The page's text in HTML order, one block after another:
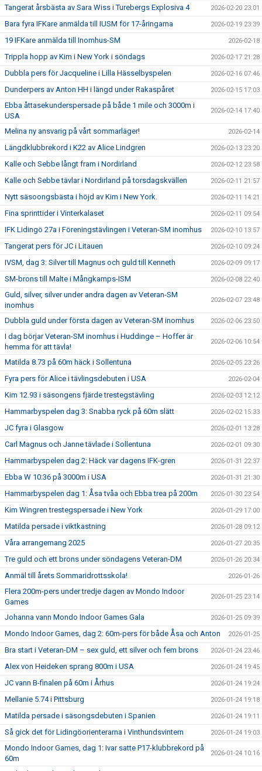
Tangerat årsbästa av Sara Wiss i Turebergs Explosiva 4 2026-02-20 23:01
Bara fyra IFKare anmälda till IUSM för 17-åringarna 2026-02-19 23:39
19 IFKare anmälda till Inomhus-SM 2026-02-18
Trippla hopp av Kim i New York i söndags 2026-02-17 21:28
Dubbla pers för Jacqueline i Lilla Hässelbyspelen 2026-02-16 07:46
Dunderpers av Anton HH i längd under Rakaspåret 2026-02-15 17:03
Ebba åttasekunderspersade på både 1 mile och 3000m i
USA
2026-02-14 17:40
Melina ny ansvarig på vårt sommarläger! 2026-02-14
Längdklubbrekord i K22 av Alice Lindgren 2026-02-13 23:20
Kalle och Sebbe långt fram i Nordirland 2026-02-12 23:58
Kalle och Sebbe tävlar i Nordirland på torsdagskvällen 2026-02-11 21:57
Nytt säsoongsbästa i höjd av Kim i New York. 2026-02-11 14:21
Fina sprinttider i Vinterkalaset 2026-02-11 09:54
IFK Lidingö 27a i Föreningstävlingen i Veteran-SM inomhus 2026-02-10 13:57
Tangerat pers för JC i Litauen 2026-02-10 09:24
IVSM, dag 3: Silver till Magnus och guld till Kenneth 2026-02-09 09:17
SM-brons till Malte i Mångkamps-ISM 2026-02-08 22:40
Guld, silver, silver under andra dagen av Veteran-SM
inomhus
2026-02-07 23:48
Dubbla guld under första dagen av Veteran-SM inomhus 2026-02-06 23:50
I dag börjar Veteran-SM inomhus i Huddinge – Hoffer är
hemma för att tävla!
2026-02-06 10:54
Matilda 8.73 på 60m häck i Sollentuna 2026-02-05 23:26
Fyra pers för Alice i tävlingsdebuten i USA 2026-02-04
Kim 12.93 i säsongens fjärde trestegstävling 2026-02-03 12:12
Hammarbyspelen dag 3: Snabba ryck på 60m slätt 2026-02-02 15:33
JC fyra i Glasgow 2026-02-01 13:28
Carl Magnus och Janne tävlade i Sollentuna 2026-02-01 09:30
Hammarbyspelen dag 2: Häck var dagens IFK-gren 2026-01-31 22:37
Ebba W 10:36 på 3000m i USA 2026-01-31 21:30
Hammarbyspelen dag 1: Åsa tvåa och Ebba trea på 200m 2026-01-30 23:54
Kim Wingren trestegspersade i New York 2026-01-29 17:00
Matilda persade i viktkastning 2026-01-28 09:12
Våra arrangemang 2025 2026-01-27 20:35
Tre guld och ett brons under söndagens Veteran-DM 2026-01-26 20:34
Anmäl till årets Sommaridrottsskola! 2026-01-26
Flera 200m-pers under tredje dagen av Mondo Indoor
Games
2026-01-25 23:14
Johanna vann Mondo Indoor Games Gala 2026-01-25 09:39
Mondo Indoor Games, dag 2: 60m-pers för både Åsa och Anton 2026-01-25
Bra start i Veteran-DM – sex guld, ett silver och fem brons 2026-01-24 23:46
Alex von Heideken sprang 800m i USA 2026-01-24 19:45
JC vann B-finalen på 60m i Århus 2026-01-24 19:24
Mellanie 5.74 i Pittsburg 2026-01-24 19:18
Matilda persade i säsongsdebuten i Spanien 2026-01-24 19:11
Så gick det för Lidingöorienterarna i Vinthundsvintern 2026-01-24 19:03
Mondo Indoor Games, dag 1: Ivar satte P17-klubbrekord på
60m
2026-01-24 10:16